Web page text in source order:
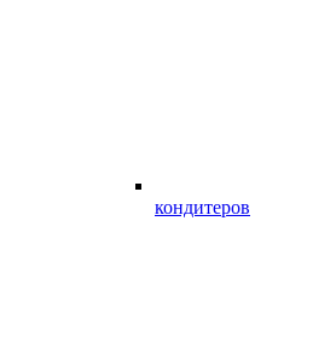
кондитеров